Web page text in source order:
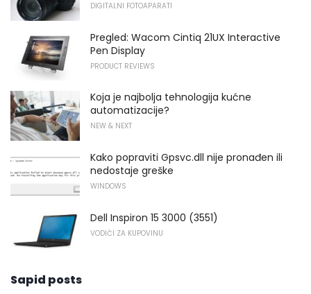
DIGITALNI FOTOAPARATI
Pregled: Wacom Cintiq 21UX Interactive
Pen Display
PRODUCT REVIEWS
Koja je najbolja tehnologija kućne
automatizacije?
NEW & NEXT
Kako popraviti Gpsvc.dll nije pronađen ili
nedostaje greške
WINDOWS
Dell Inspiron 15 3000 (3551)
VODIČI ZA KUPOVINU
Sapid posts